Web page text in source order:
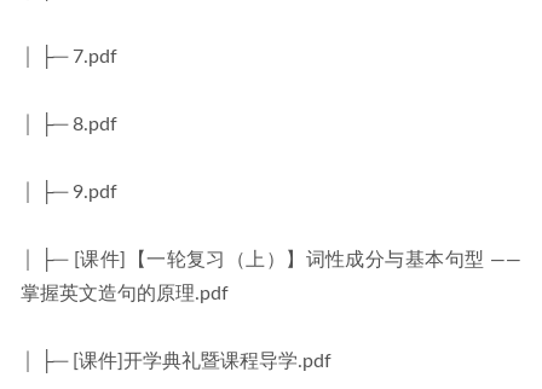
│ ├─ 7.pdf
│ ├─ 8.pdf
│ ├─ 9.pdf
│ ├─ [课件]【一轮复习（上）】词性成分与基本句型 ——
掌握英文造句的原理.pdf
│ ├─ [课件]开学典礼暨课程导学.pdf